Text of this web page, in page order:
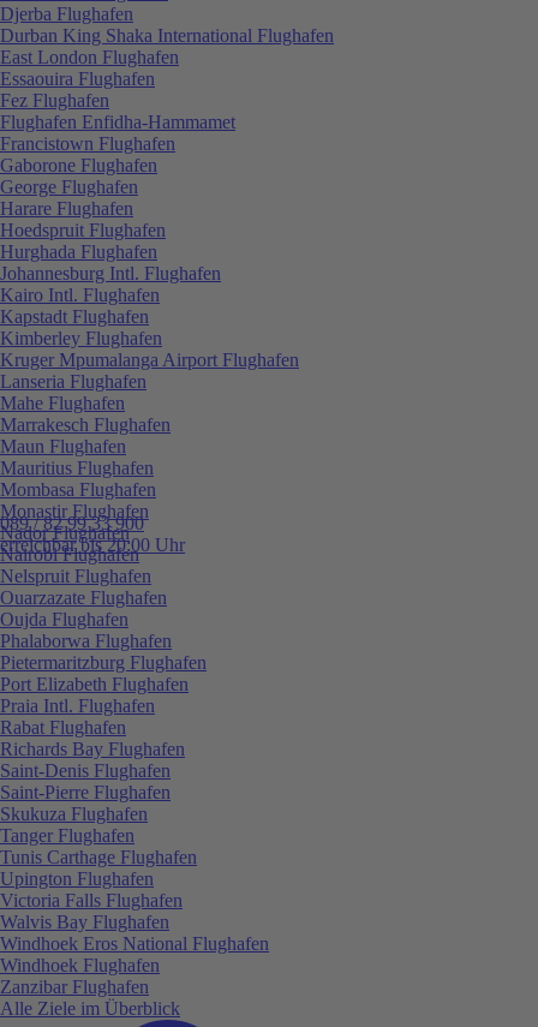
089 / 82 99 33 900
erreichbar bis 20:00 Uhr
Djerba Flughafen
Durban King Shaka International Flughafen
East London Flughafen
Essaouira Flughafen
Fez Flughafen
Flughafen Enfidha-Hammamet
Francistown Flughafen
Gaborone Flughafen
George Flughafen
Harare Flughafen
Hoedspruit Flughafen
Hurghada Flughafen
Johannesburg Intl. Flughafen
Kairo Intl. Flughafen
Kapstadt Flughafen
Kimberley Flughafen
Kruger Mpumalanga Airport Flughafen
Lanseria Flughafen
Mahe Flughafen
Marrakesch Flughafen
Maun Flughafen
Mauritius Flughafen
Mombasa Flughafen
Monastir Flughafen
Nador Flughafen
Nairobi Flughafen
Nelspruit Flughafen
Ouarzazate Flughafen
Oujda Flughafen
Phalaborwa Flughafen
Pietermaritzburg Flughafen
Port Elizabeth Flughafen
Praia Intl. Flughafen
Rabat Flughafen
Richards Bay Flughafen
Saint-Denis Flughafen
Saint-Pierre Flughafen
Skukuza Flughafen
Tanger Flughafen
Tunis Carthage Flughafen
Upington Flughafen
Victoria Falls Flughafen
Walvis Bay Flughafen
Windhoek Eros National Flughafen
Windhoek Flughafen
Zanzibar Flughafen
Alle Ziele im Überblick